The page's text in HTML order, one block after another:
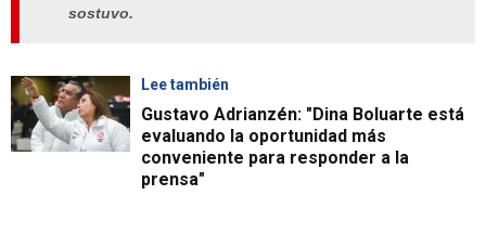
sostuvo.
Lee también
Gustavo Adrianzén: "Dina Boluarte está
evaluando la oportunidad más
conveniente para responder a la
prensa"